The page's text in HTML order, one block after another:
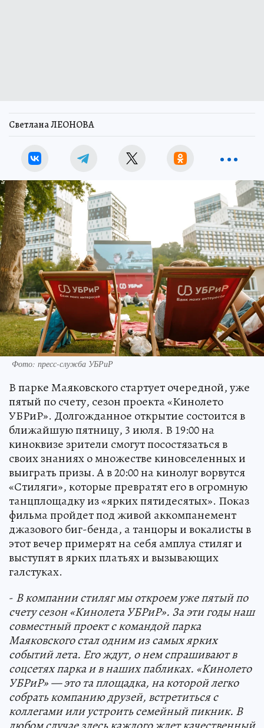
Светлана ЛЕОНОВА
Фото: пресс-служба УБРиР
В парке Маяковского стартует очередной, уже
пятый по счету, сезон проекта «Кинолето
УБРиР». Долгожданное открытие состоится в
ближайшую пятницу, 3 июля. В 19:00 на
киноквизе зрители смогут посостязаться в
своих знаниях о множестве киновселенных и
выиграть призы. А в 20:00 на кинолуг ворвутся
«Стиляги», которые превратят его в огромную
танцплощадку из «ярких пятидесятых». Показ
фильма пройдет под живой аккомпанемент
джазового биг-бенда, а танцоры и вокалисты в
этот вечер примерят на себя амплуа стиляг и
выступят в ярких платьях и вызывающих
галстуках.
- В компании стиляг мы откроем уже пятый по
счету сезон «Кинолета УБРиР». За эти годы наш
совместный проект с командой парка
Маяковского стал одним из самых ярких
событий лета. Его ждут, о нем спрашивают в
соцсетях парка и в наших пабликах. «Кинолето
УБРиР»— это та площадка, на которой легко
собрать компанию друзей, встретиться с
коллегами или устроить семейный пикник. В